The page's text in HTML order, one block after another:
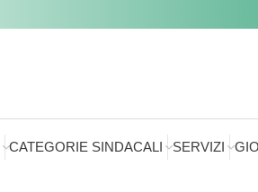
CATEGORIE SINDACALI SERVIZI